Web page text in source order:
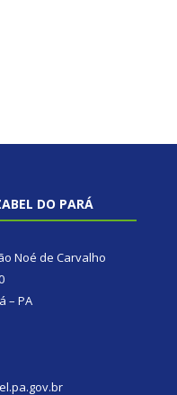
DO PARÁ
Noé de Carvalho
– PA